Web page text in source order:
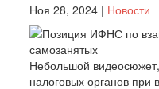
Ноя 28, 2024 | Новости
Небольшой
налоговых органов при